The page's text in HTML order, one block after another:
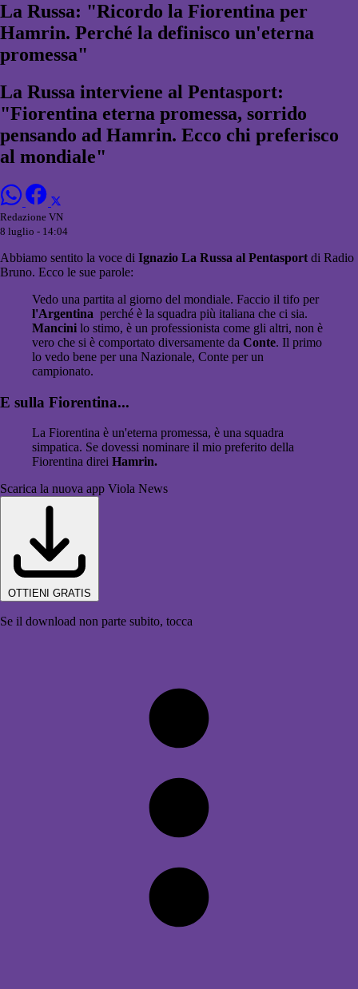
La Russa: "Ricordo la Fiorentina per
Hamrin. Perché la definisco un'eterna
promessa"
La Russa interviene al Pentasport:
"Fiorentina eterna promessa, sorrido
pensando ad Hamrin. Ecco chi preferisco
al mondiale"
Redazione VN
8 luglio - 14:04
Abbiamo sentito la voce di Ignazio La Russa al Pentasport di Radio
Bruno. Ecco le sue parole:
Vedo una partita al giorno del mondiale. Faccio il tifo per
l'Argentina perché è la squadra più italiana che ci sia.
Mancini lo stimo, è un professionista come gli altri, non è
vero che si è comportato diversamente da Conte. Il primo
lo vedo bene per una Nazionale, Conte per un
campionato.
E sulla Fiorentina...
La Fiorentina è un'eterna promessa, è una squadra
simpatica. Se dovessi nominare il mio preferito della
Fiorentina direi Hamrin.
Scarica la nuova app Viola News
OTTIENI GRATIS
Se il download non parte subito, tocca